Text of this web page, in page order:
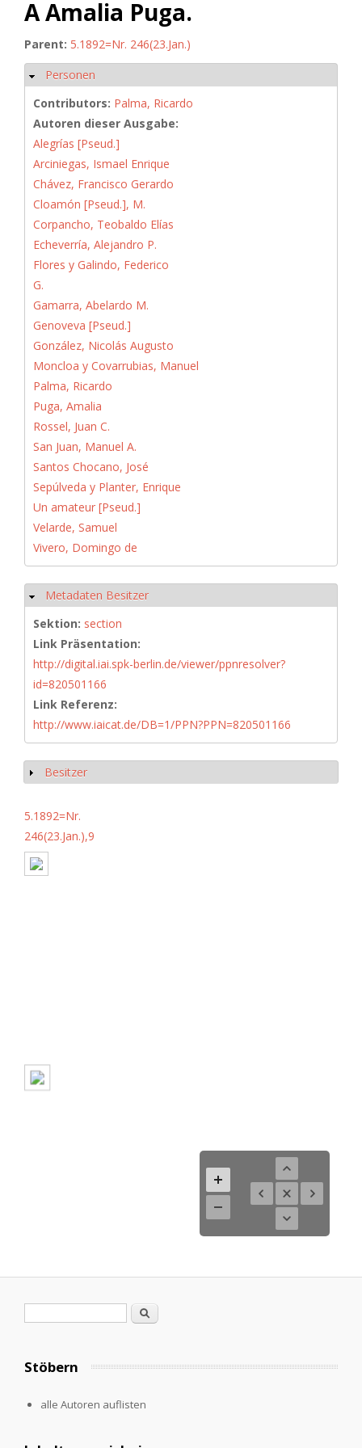
A Amalia Puga.
Parent: 5.1892=Nr. 246(23.Jan.)
Hide
Personen
Contributors: Palma, Ricardo
Autoren dieser Ausgabe:
Alegrías [Pseud.]
Arciniegas, Ismael Enrique
Chávez, Francisco Gerardo
Cloamón [Pseud.], M.
Corpancho, Teobaldo Elías
Echeverría, Alejandro P.
Flores y Galindo, Federico
G.
Gamarra, Abelardo M.
Genoveva [Pseud.]
González, Nicolás Augusto
Moncloa y Covarrubias, Manuel
Palma, Ricardo
Puga, Amalia
Rossel, Juan C.
San Juan, Manuel A.
Santos Chocano, José
Sepúlveda y Planter, Enrique
Un amateur [Pseud.]
Velarde, Samuel
Vivero, Domingo de
Hide
Metadaten Besitzer
Sektion: section
Link Präsentation:
http://digital.iai.spk-berlin.de/viewer/ppnresolver?
id=820501166
Link Referenz:
http://www.iaicat.de/DB=1/PPN?PPN=820501166
Show
Besitzer
5.1892=Nr.
246(23.Jan.),9
Search
Stöbern
alle Autoren auflisten